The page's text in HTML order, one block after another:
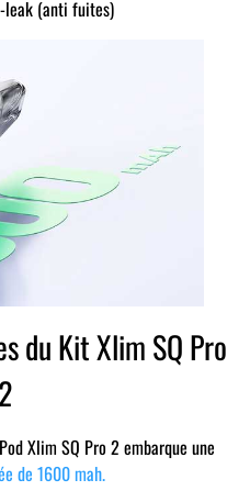
(anti fuites)
du Kit Xlim SQ Pro
2
Xlim SQ Pro 2 embarque une
de 1600 mah.